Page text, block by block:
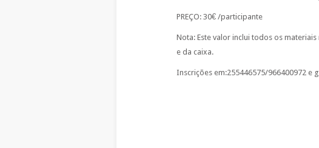
PREÇO: 30€ /participante
Nota: Este valor inclui todos os
e da caixa.
Inscrições em:255446575/966400972 e